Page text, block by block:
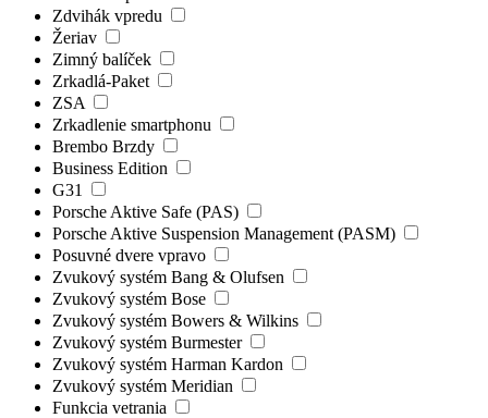
Zdvihák vpredu
Žeriav
Zimný balíček
Zrkadlá-Paket
ZSA
Zrkadlenie smartphonu
Brembo Brzdy
Business Edition
G31
Porsche Aktive Safe (PAS)
Porsche Aktive Suspension Management (PASM)
Posuvné dvere vpravo
Zvukový systém Bang & Olufsen
Zvukový systém Bose
Zvukový systém Bowers & Wilkins
Zvukový systém Burmester
Zvukový systém Harman Kardon
Zvukový systém Meridian
Funkcia vetrania